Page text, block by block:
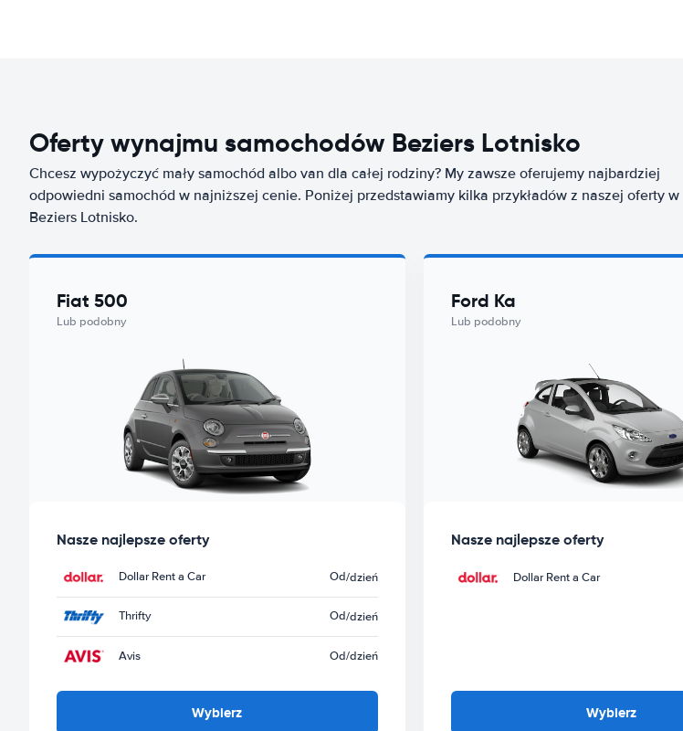
Oferty wynajmu samochodów Beziers Lotnisko
Chcesz wypożyczyć mały samochód albo van dla całej rodziny? My zawsze oferujemy najbardziej
odpowiedni samochód w najniższej cenie. Poniżej przedstawiamy kilka przykładów z naszej oferty w
Beziers Lotnisko.
Fiat 500
Lub podobny
Nasze najlepsze oferty
Dollar Rent a Car Od/dzień
Thrifty Od/dzień
Avis Od/dzień
Wybierz
Ford Ka
Lub podobny
Nasze najlepsze oferty
Dollar Rent a Car
Wybierz